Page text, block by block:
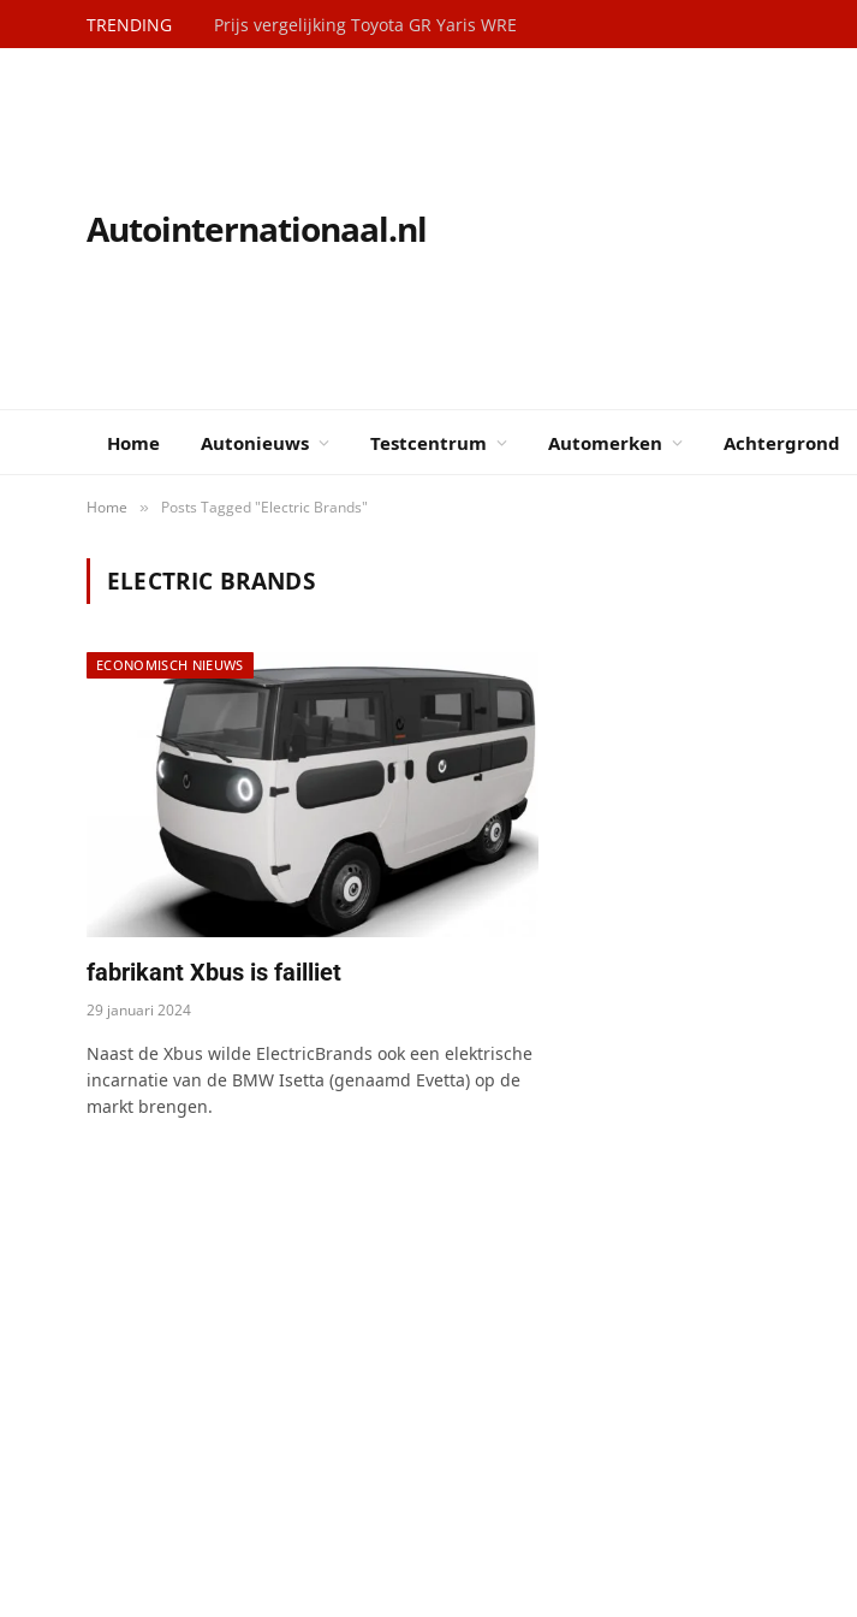
TRENDING Prijs vergelijking Toyota GR Yaris WRE
Autointernationaal.nl
Home Autonieuws Testcentrum Automerken Achtergrond
Home » Posts Tagged "Electric Brands"
ELECTRIC BRANDS
ECONOMISCH NIEUWS
fabrikant Xbus is failliet
29 januari 2024
Naast de Xbus wilde ElectricBrands ook een elektrische
incarnatie van de BMW Isetta (genaamd Evetta) op de
markt brengen.